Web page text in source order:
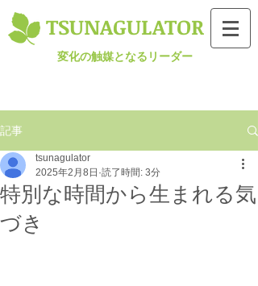
TSUNAGULATOR​
変化の触媒となるリーダー
記事
特別な時間から生まれる気
づき
tsunagulator
2025年2月8日 読了時間: 3分